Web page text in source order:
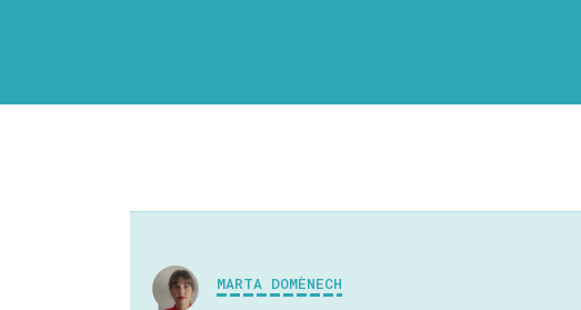
MARTA DOMÈNECH